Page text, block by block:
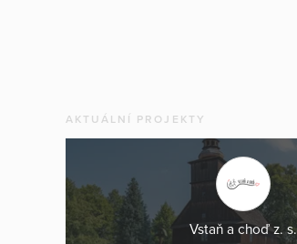
AKTUÁLNÍ PROJEKTY
Vstaň a choď z. s.